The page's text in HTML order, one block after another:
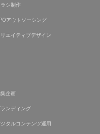
シ制作
アウトソーシング
リエイティブデザイン
企画
ランディング
ジタルコンテンツ運用